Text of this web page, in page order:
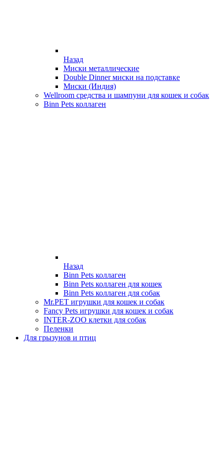
Назад
Миски металлические
Double Dinner миски на подставке
Миски (Индия)
Wellroom средства и шампуни для кошек и собак
Binn Pets коллаген
Назад
Binn Pets коллаген
Binn Pets коллаген для кошек
Binn Pets коллаген для собак
Mr.PET игрушки для кошек и собак
Fancy Pets игрушки для кошек и собак
INTER-ZOO клетки для собак
Пеленки
Для грызунов и птиц